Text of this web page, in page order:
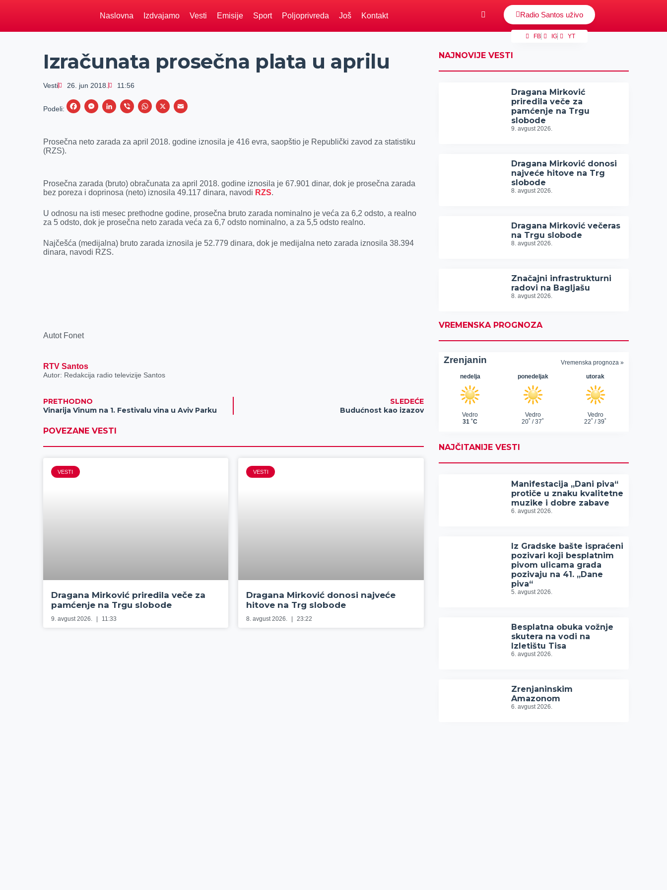
Naslovna Izdvajamo Vesti Emisije Sport Poljoprivreda Još Kontakt Radio Santos uživo
FB IG YT
Izračunata prosečna plata u aprilu
Vesti 26. jun 2018. 11:56
Podeli:
F
o
M
g
r
L
I
V
W
p
X
Prosečna neto zarada za april 2018. godine iznosila je 416 evra, saopštio je Republički zavod za statistiku
(RZS).
Prosečna zarada (bruto) obračunata za april 2018. godine iznosila je 67.901 dinar, dok je prosečna zarada
bez poreza i doprinosa (neto) iznosila 49.117 dinara, navodi RZS.
U odnosu na isti mesec prethodne godine, prosečna bruto zarada nominalno je veća za 6,2 odsto, a realno
za 5 odsto, dok je prosečna neto zarada veća za 6,7 odsto nominalno, a za 5,5 odsto realno.
Najčešća (medijalna) bruto zarada iznosila je 52.779 dinara, dok je medijalna neto zarada iznosila 38.394
dinara, navodi RZS.
Autot Fonet
RTV Santos
Autor: Redakcija radio televizije Santos
PRETHODNO
Vinarija Vinum na 1. Festivalu vina u Aviv Parku
SLEDEĆE
Budućnost kao izazov
POVEZANE VESTI
VESTI
Dragana Mirković priredila veče za
pamćenje na Trgu slobode
9. avgust 2026. 11:33
VESTI
Dragana Mirković donosi najveće
hitove na Trg slobode
8. avgust 2026. 23:22
NAJNOVIJE VESTI
Dragana Mirković
priredila veče za
pamćenje na Trgu
slobode
9. avgust 2026.
Dragana Mirković donosi
najveće hitove na Trg
slobode
8. avgust 2026.
Dragana Mirković večeras
na Trgu slobode
8. avgust 2026.
Značajni infrastrukturni
radovi na Bagljašu
8. avgust 2026.
VREMENSKA PROGNOZA
NAJČITANIJE VESTI
Manifestacija „Dani piva“
protiče u znaku kvalitetne
muzike i dobre zabave
6. avgust 2026.
Iz Gradske bašte ispraćeni
pozivari koji besplatnim
pivom ulicama grada
pozivaju na 41. „Dane
piva“
5. avgust 2026.
Besplatna obuka vožnje
skutera na vodi na
Izletištu Tisa
6. avgust 2026.
Zrenjaninskim
Amazonom
6. avgust 2026.